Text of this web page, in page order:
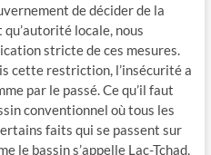
de décider de la
locale, nous
stricte de ces mesures.
cette restriction, l’insécurité a
par le passé. Ce qu’il faut
conventionnel où tous les
faits qui se passent sur
le bassin s’appelle Lac-Tchad,